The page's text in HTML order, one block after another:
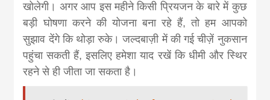
खोलेगी। अगर आप इस महीने किसी प्रियजन के बारे में कुछ
बड़ी घोषणा करने की योजना बना रहे हैं, तो हम आपको
सुझाव देंगे कि थोड़ा रुके। जल्दबाज़ी में की गई चीज़ें नुकसान
पहुंचा सकती हैं, इसलिए हमेशा याद रखें कि धीमी और स्थिर
रहने से ही जीता जा सकता है।